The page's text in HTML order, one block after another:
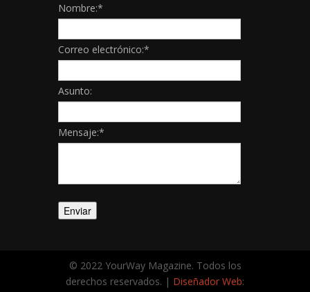
Nombre:*
Correo electrónico:*
Asunto:
Mensaje:*
© 2022 YourWay Magazine. Todos los
derechos reservados. | Diseñador Web: